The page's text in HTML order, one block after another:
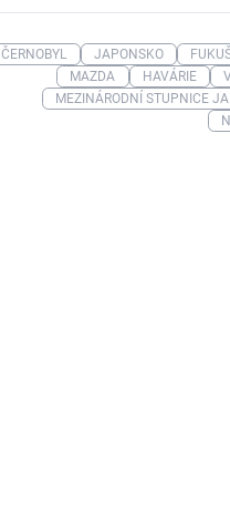
ČERNOBYL JAPONSKO
MAZDA
HAVÁRIE
MEZINÁRODNÍ STUPNICE